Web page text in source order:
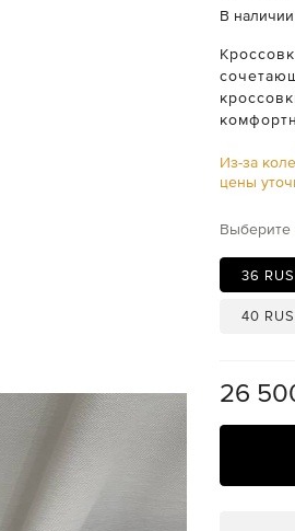
В наличии
Из-за
цены
Выберите
36 RUS
40 RUS
26